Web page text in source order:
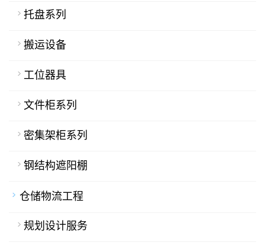
托盘系列
搬运设备
工位器具
文件柜系列
密集架柜系列
钢结构遮阳棚
仓储物流工程
规划设计服务